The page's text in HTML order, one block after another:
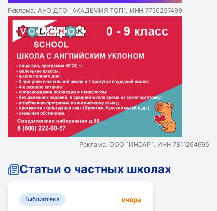
Реклама. АНО ДПО `АКАДЕМИЯ ТОП`. ИНН 7730257499
Реклама. ООО `ИНСАР`. ИНН 7811264695
Статьи о частных школах
Библиотека вчера